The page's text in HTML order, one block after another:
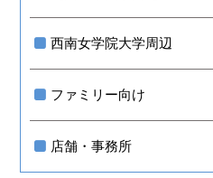
西南女学院大学周辺
ファミリー向け
店舗・事務所